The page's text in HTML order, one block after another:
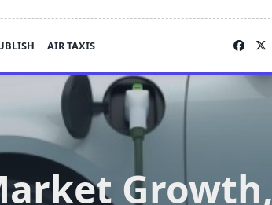
AIR TAXIS
Growth,